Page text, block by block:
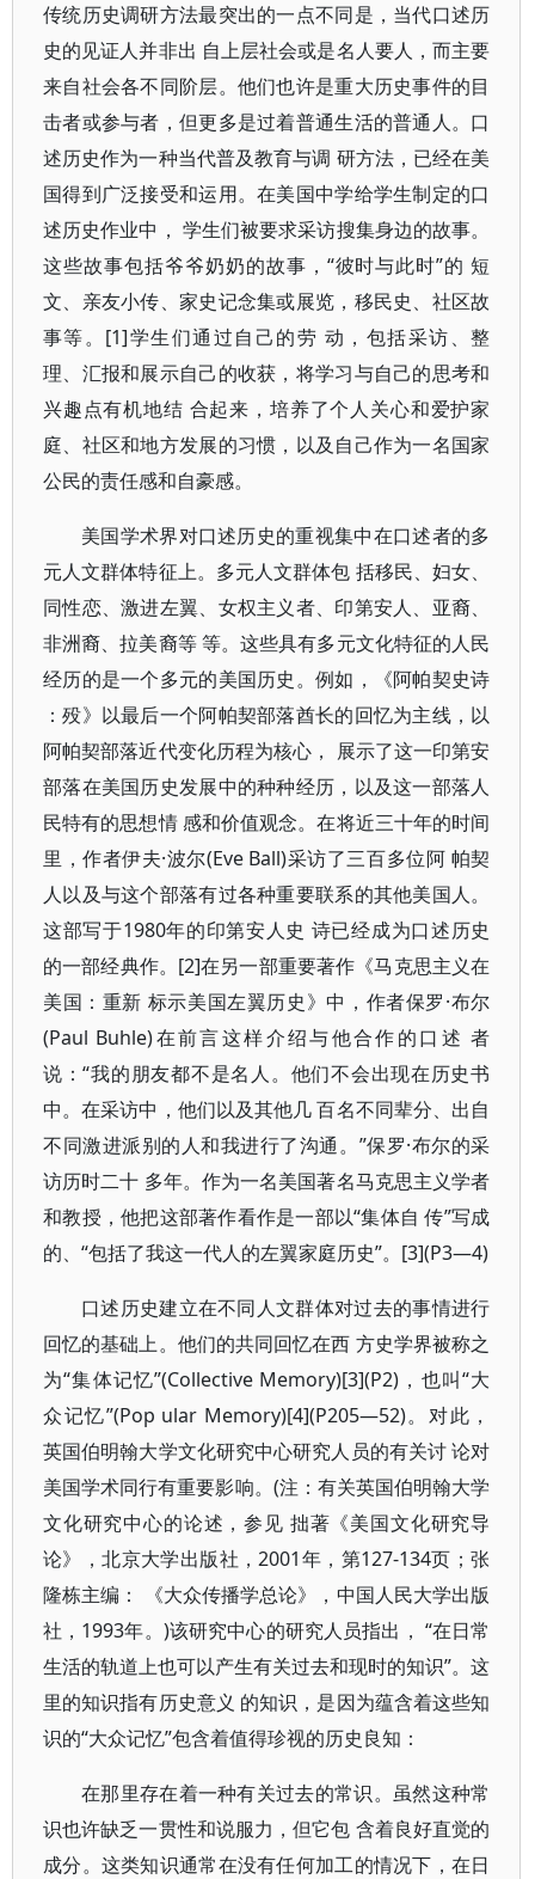
传统历史调研方法最突出的一点不同是，当代口述历
史的见证人并非出 自上层社会或是名人要人，而主要
来自社会各不同阶层。他们也许是重大历史事件的目
击者或参与者，但更多是过着普通生活的普通人。口
述历史作为一种当代普及教育与调 研方法，已经在美
国得到广泛接受和运用。在美国中学给学生制定的口
述历史作业中， 学生们被要求采访搜集身边的故事。
这些故事包括爷爷奶奶的故事，“彼时与此时”的 短
文、亲友小传、家史记念集或展览，移民史、社区故
事等。[1]学生们通过自己的劳 动，包括采访、整
理、汇报和展示自己的收获，将学习与自己的思考和
兴趣点有机地结 合起来，培养了个人关心和爱护家
庭、社区和地方发展的习惯，以及自己作为一名国家
公民的责任感和自豪感。
美国学术界对口述历史的重视集中在口述者的多
元人文群体特征上。多元人文群体包 括移民、妇女、
同性恋、激进左翼、女权主义者、印第安人、亚裔、
非洲裔、拉美裔等 等。这些具有多元文化特征的人民
经历的是一个多元的美国历史。例如，《阿帕契史诗
：殁》以最后一个阿帕契部落酋长的回忆为主线，以
阿帕契部落近代变化历程为核心， 展示了这一印第安
部落在美国历史发展中的种种经历，以及这一部落人
民特有的思想情 感和价值观念。在将近三十年的时间
里，作者伊夫·波尔(Eve Ball)采访了三百多位阿 帕契
人以及与这个部落有过各种重要联系的其他美国人。
这部写于1980年的印第安人史 诗已经成为口述历史
的一部经典作。[2]在另一部重要著作《马克思主义在
美国：重新 标示美国左翼历史》中，作者保罗·布尔
(Paul Buhle)在前言这样介绍与他合作的口述 者
说：“我的朋友都不是名人。他们不会出现在历史书
中。在采访中，他们以及其他几 百名不同辈分、出自
不同激进派别的人和我进行了沟通。”保罗·布尔的采
访历时二十 多年。作为一名美国著名马克思主义学者
和教授，他把这部著作看作是一部以“集体自 传”写成
的、“包括了我这一代人的左翼家庭历史”。[3](P3—4)
口述历史建立在不同人文群体对过去的事情进行
回忆的基础上。他们的共同回忆在西 方史学界被称之
为“集体记忆”(Collective Memory)[3](P2)，也叫“大
众记忆”(Pop ular Memory)[4](P205—52)。对此，
英国伯明翰大学文化研究中心研究人员的有关讨 论对
美国学术同行有重要影响。(注：有关英国伯明翰大学
文化研究中心的论述，参见 拙著《美国文化研究导
论》，北京大学出版社，2001年，第127-134页；张
隆栋主编： 《大众传播学总论》，中国人民大学出版
社，1993年。)该研究中心的研究人员指出， “在日常
生活的轨道上也可以产生有关过去和现时的知识”。这
里的知识指有历史意义 的知识，是因为蕴含着这些知
识的“大众记忆”包含着值得珍视的历史良知：
在那里存在着一种有关过去的常识。虽然这种常
识也许缺乏一贯性和说服力，但它包 含着良好直觉的
成分。这类知识通常在没有任何加工的情况下，在日